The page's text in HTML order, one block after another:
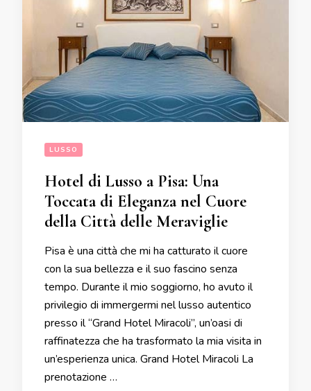
LUSSO
Hotel di Lusso a Pisa: Una
Toccata di Eleganza nel Cuore
della Città delle Meraviglie
Pisa è una città che mi ha catturato il cuore
con la sua bellezza e il suo fascino senza
tempo. Durante il mio soggiorno, ho avuto il
privilegio di immergermi nel lusso autentico
presso il “Grand Hotel Miracoli”, un’oasi di
raffinatezza che ha trasformato la mia visita in
un’esperienza unica. Grand Hotel Miracoli La
prenotazione …